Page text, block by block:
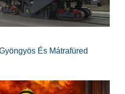
És Mátrafüred